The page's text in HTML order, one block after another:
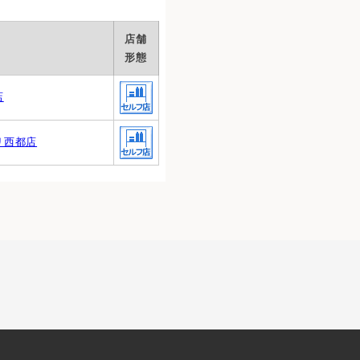
店舗
形態
西都店